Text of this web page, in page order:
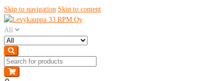
Skip to navigation Skip to content
All